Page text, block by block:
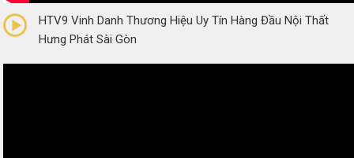
HTV9 Vinh Danh Thương Hiệu Uy Tín Hàng Đầu Nội Thất
Hưng Phát Sài Gòn